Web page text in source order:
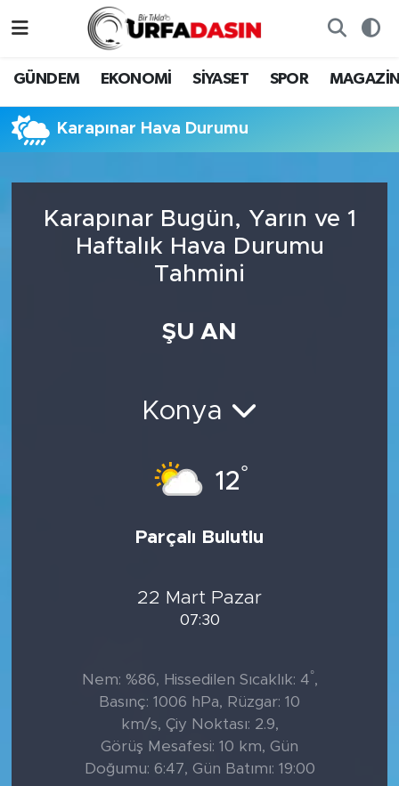
GÜNDEM EKONOMİ SİYASET SPOR
Karapınar Hava Durumu
Karapınar Bugün, Yarın ve 1
Haftalık Hava Durumu
Tahmini
ŞU AN
Konya
12°
Parçalı Bulutlu
22 Mart Pazar
07:30
Nem: %86, Hissedilen Sıcaklık: 4°,
Basınç: 1006 hPa, Rüzgar: 10
km/s, Çiy Noktası: 2.9,
Görüş Mesafesi: 10 km, Gün
Doğumu: 6:47, Gün Batımı: 19:00
MAGAZİN
Nöbetçi Eczaneler
Süper Lig Puan Durumu ve Fikstür
Son Dakika Haberleri